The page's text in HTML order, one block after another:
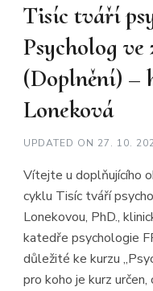
Tisíc tváří
Psycholog
(Doplnění) –
Loneková
UPDATED ON 27. 10.
Vítejte u doplňujícího
cyklu Tisíc tváří
Lonekovou, PhD.,
katedře psychologie
důležité ke kurzu
pro koho je kurz